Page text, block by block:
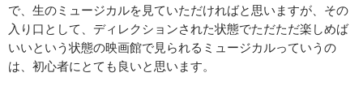
で、生のミュージカルを見ていただければと思いますが、その
入り口として、ディレクションされた状態でただただ楽しめば
いいという状態の映画館で見られるミュージカルっていうの
は、初心者にとても良いと思います。